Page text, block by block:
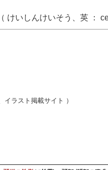
いしんけいそう、英 ：
イラスト掲載サイト ）